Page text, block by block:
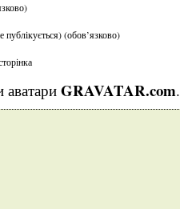
публікується) (обов’язково)
аватари GRAVATAR.com.